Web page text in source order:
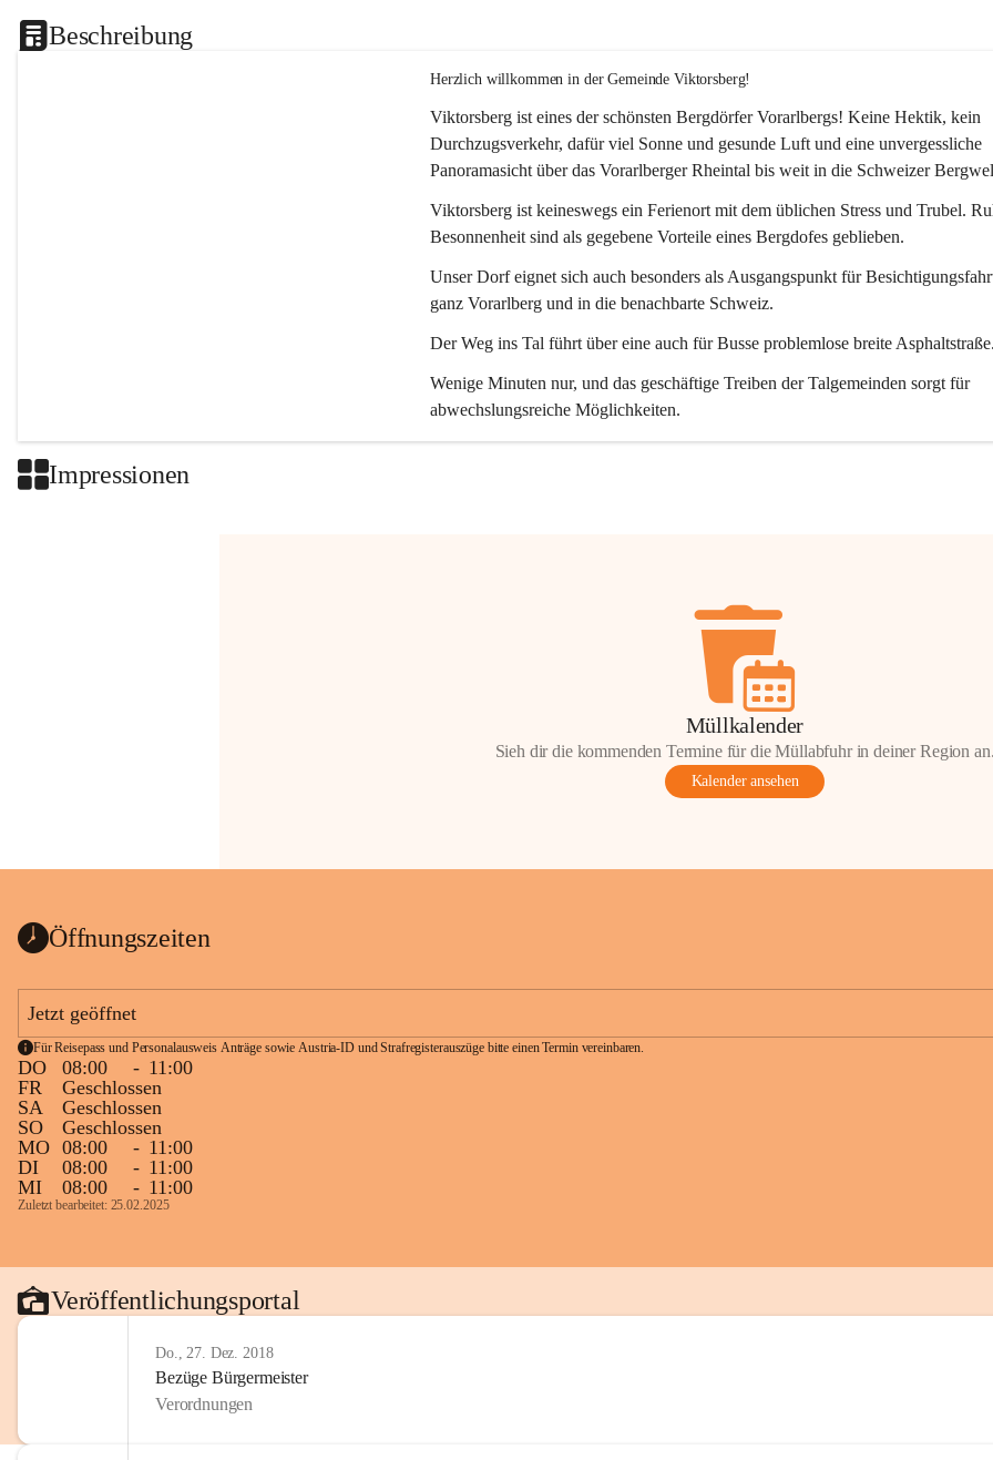
Beschreibung
Herzlich willkommen in der Gemeinde Viktorsberg!
Viktorsberg ist eines der schönsten Bergdörfer Vorarlbergs! Keine Hektik, kein
Durchzugsverkehr, dafür viel Sonne und gesunde Luft und eine unvergessliche
Panoramasicht über das Vorarlberger Rheintal bis weit in die Schweizer
Viktorsberg ist keineswegs ein Ferienort mit dem üblichen Stress und Trubel.
Besonnenheit sind als gegebene Vorteile eines Bergdofes geblieben.
Unser Dorf eignet sich auch besonders als Ausgangspunkt für
ganz Vorarlberg und in die benachbarte Schweiz.
Der Weg ins Tal führt über eine auch für Busse problemlose breite
Wenige Minuten nur, und das geschäftige Treiben der Talgemeinden sorgt für
abwechslungsreiche Möglichkeiten.
Impressionen
Müllkalender
Sieh dir die kommenden Termine für die Müllabfuhr in deiner Region
Kalender ansehen
Öffnungszeiten
Jetzt geöffnet
Für Reisepass und Personalausweis Anträge sowie Austria-ID und Strafregisterauszüge bitte einen Termin vereinbaren.
DO 08:00 - 11:00
FR
Geschlossen
SA
Geschlossen
SO
Geschlossen
MO 08:00 - 11:00
DI
08:00 - 11:00
MI
08:00 - 11:00
Zuletzt bearbeitet: 25.02.2025
Veröffentlichungsportal
Do., 27. Dez. 2018
Bezüge Bürgermeister
Verordnungen